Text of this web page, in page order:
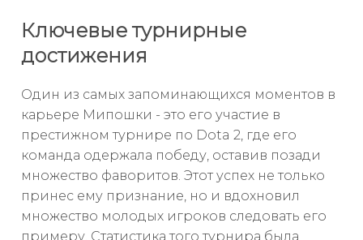
Ключевые турнирные
достижения
Один из самых запоминающихся моментов в
карьере Мипошки - это его участие в
престижном турнире по Dota 2, где его
команда одержала победу, оставив позади
множество фаворитов. Этот успех не только
принес ему признание, но и вдохновил
множество молодых игроков следовать его
примеру. Статистика того турнира была